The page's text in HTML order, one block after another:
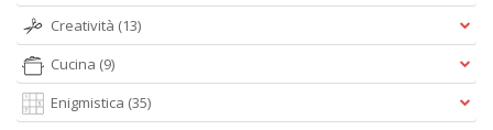
Creatività (13)
Cucina (9)
Enigmistica (35)